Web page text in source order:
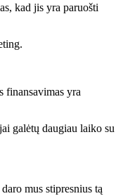
kad jis yra paruošti
finansavimas yra
galėtų daugiau laiko su
mus stipresnius tą